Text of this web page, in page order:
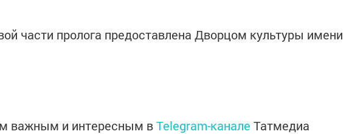
части пролога предоставлена Дворцом культуры имени
важным и интересным вTelegram-канале Татмедиа